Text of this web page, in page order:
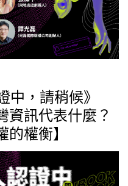
中，請稍候》
資訊代表什麼？
權衡】